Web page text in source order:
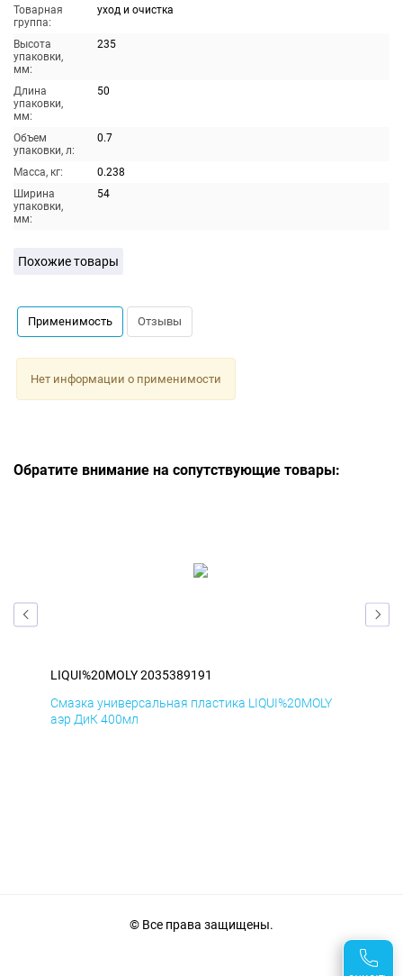
Товарная
группа:
уход и очистка
Высота
упаковки,
мм:
235
Длина
упаковки,
мм:
50
Объем
упаковки, л:
0.7
Масса, кг:
0.238
Ширина
упаковки,
мм:
54
Похожие товары
Применимость Отзывы
Нет информации о применимости
Обратите внимание на сопутствующие товары:
LIQUI%20MOLY 2035389191
Смазка универсальная пластика LIQUI%20MOLY
аэр ДиК 400мл
© Все права защищены.